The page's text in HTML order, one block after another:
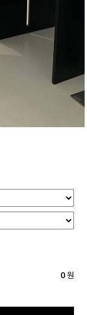
0 원